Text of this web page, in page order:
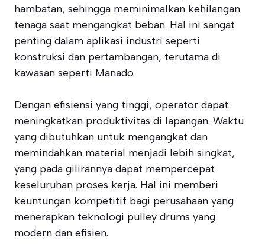
hambatan, sehingga meminimalkan kehilangan
tenaga saat mengangkat beban. Hal ini sangat
penting dalam aplikasi industri seperti
konstruksi dan pertambangan, terutama di
kawasan seperti Manado.
Dengan efisiensi yang tinggi, operator dapat
meningkatkan produktivitas di lapangan. Waktu
yang dibutuhkan untuk mengangkat dan
memindahkan material menjadi lebih singkat,
yang pada gilirannya dapat mempercepat
keseluruhan proses kerja. Hal ini memberi
keuntungan kompetitif bagi perusahaan yang
menerapkan teknologi pulley drums yang
modern dan efisien.